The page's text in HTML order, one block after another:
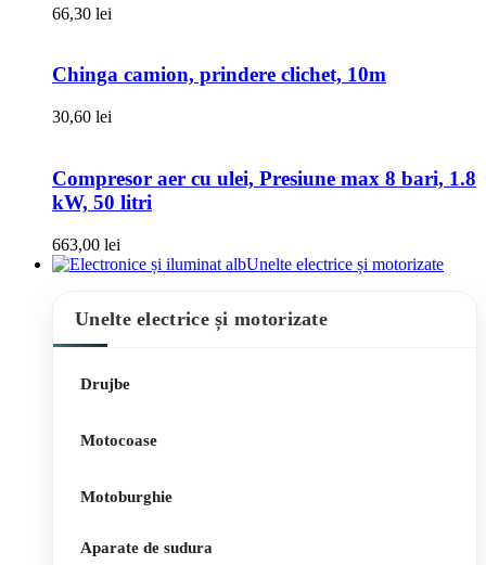
66,30 lei
Chinga camion, prindere clichet, 10m
30,60 lei
Compresor aer cu ulei, Presiune max 8 bari, 1.8
kW, 50 litri
663,00 lei
Unelte electrice și motorizate
Unelte electrice și motorizate
Drujbe
Motocoase
Motoburghie
Aparate de sudura